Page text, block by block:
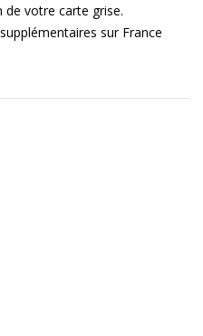
de votre carte grise.
sur France